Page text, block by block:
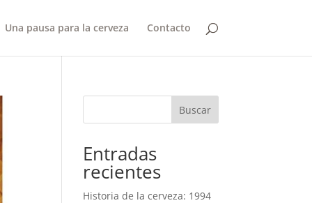
Una pausa para la cerveza Contacto
Buscar
Entradas
recientes
Historia de la cerveza: 1994